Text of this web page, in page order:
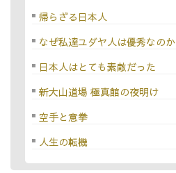
帰らざる日本人
なぜ私達ユダヤ人は優秀なのか
日本人はとても素敵だった
新大山道場 極真館の夜明け
空手と意拳
人生の転機